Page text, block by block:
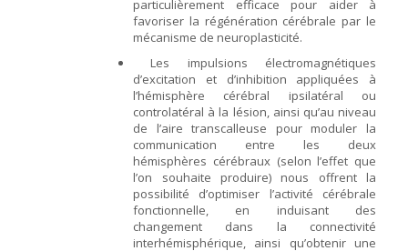
particulièrement efficace pour aider à
favoriser la régénération cérébrale par le
mécanisme de neuroplasticité.
Les impulsions électromagnétiques
d’excitation et d’inhibition appliquées à
l’hémisphère cérébral ipsilatéral ou
controlatéral à la lésion, ainsi qu’au niveau
de l’aire transcalleuse pour moduler la
communication entre les deux
hémisphères cérébraux (selon l’effet que
l’on souhaite produire) nous offrent la
possibilité d’optimiser l’activité cérébrale
fonctionnelle, en induisant des
changement dans la connectivité
interhémisphérique, ainsi qu’obtenir une